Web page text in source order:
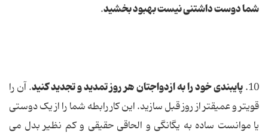
شما دوست داشتنی نیست بهبود بخشید.
10. پایبندی خود را به ازدواجتان هر روز تمدید و تجدید كنید. آن را
قویتر و عمیقتر از روز قبل سازید. این كار رابطه شما را از یک دوستی
یا موانست ساده به یگانگی و الحاقی حقیقی و كم ‌نظیر بدل می